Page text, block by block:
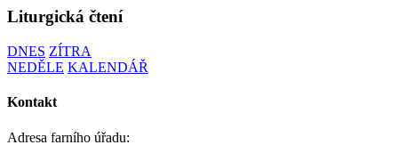
Liturgická čtení
DNES ZÍTRA
NEDĚLE KALENDÁŘ
Kontakt
Adresa farního úřadu: